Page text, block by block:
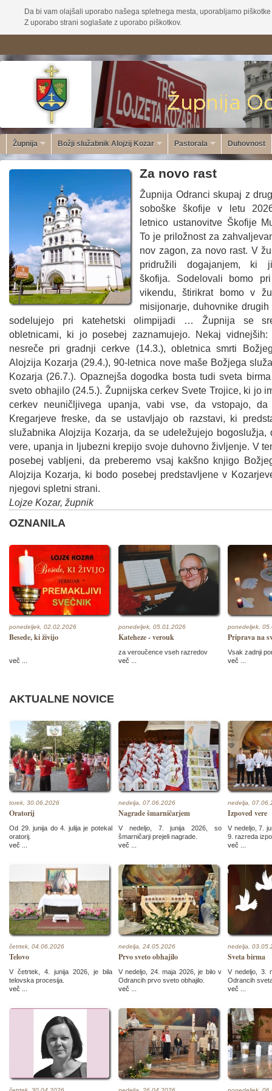
Da bi vam olajšali uporabo našega spletnega mesta, uporabljamo
Z uporabo strani soglašate z uporabo piškotkov.
Župnija Božji služabnik Alojzij Kozar Pastorala Duhovnost
Za novo rast
Župnija Odranci skupaj z
soboške škofije v letu
letnico ustanovitve Škofije
To je priložnost za
nov zagon, za novo rast. V
pridružili dogajanjem, ki
škofija. Sodelovali bomo
vikendu, štirikrat bomo v
misijonarje, duhovnike
sodelujejo pri katehetski olimpijadi … Župnija se
obletnicami, ki jo posebej zaznamujejo. Nekaj vidnejših:
nesreče pri gradnji cerkve (14.3.), obletnica smrti
Alojzija Kozarja (29.4.), 90-letnica nove maše Božjega
Kozarja (26.7.). Opaznejša dogodka bosta tudi sveta
sveto obhajilo (24.5.). Župnijska cerkev Svete Trojice, ki jo
cerkev neuničljivega upanja, vabi vse, da vstopajo,
Kregarjeve freske, da se ustavljajo ob razstavi, ki
služabnika Alojzija Kozarja, da se udeležujejo bogoslužja,
vere, upanja in ljubezni krepijo svoje duhovno življenje. V
posebej vabljeni, da preberemo vsaj kakšno knjigo
Alojzija Kozarja, ki bodo posebej predstavljene v
njegovi spletni strani.
Lojze Kozar, župnik
OZNANILA
ponedeljek, 02.02.2026
Besede, ki živijo
več ...
ponedeljek, 05.01.2026
Kateheze - verouk
za veroučence vseh razredov
več ...
ponedeljek,
Priprava na
Vsak zadnji
več ...
AKTUALNE NOVICE
torek, 30.06.2026
Oratorij
Od 29. junija do 4. julija je potekal
oratorij.
več ...
nedelja, 07.06.2026
Nagrade šmarničarjem
V nedeljo, 7. junija 2026, so
šmarničarji prejeli nagrade.
več ...
nedelja,
Izpoved vere
V nedeljo, 7.
9. razreda
več ...
četrtek, 04.06.2026
Telovo
V četrtek, 4. junija 2026, je bila
telovska procesija.
več ...
nedelja, 24.05.2026
Prvo sveto obhajilo
V nedeljo, 24. maja 2026, je bilo v
Odrancih prvo sveto obhajilo.
več ...
nedelja,
Sveta birma
V nedeljo, 3.
Odrancih
več ...